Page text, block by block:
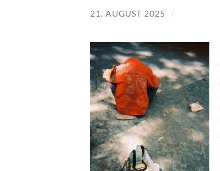
21. AUGUST 2025 /